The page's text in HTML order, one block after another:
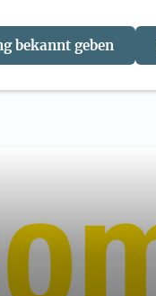
bekannt geben